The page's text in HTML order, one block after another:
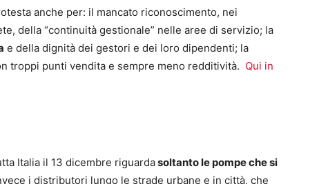
anche per: il mancato riconoscimento, nei
della “continuità gestionale” nelle aree di servizio; la
e della dignità dei gestori e dei loro dipendenti; la
troppi punti vendita e sempre meno redditività. Qui in
Italia il 13 dicembre riguardasoltanto le pompe che si
i distributori lungo le strade urbane e in città, che